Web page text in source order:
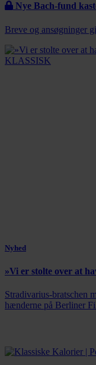
Nye Bach-fund
Breve og ansøgninger
Nyhed
»Vi er stolte over at
Stradivarius-bratschen
hænderne på Berliner